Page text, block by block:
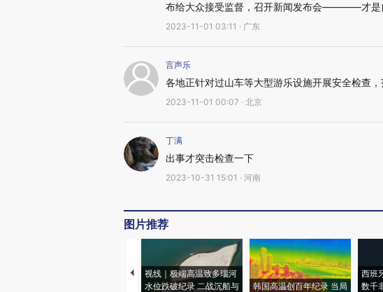
布给大众接受监督，召开新闻发布会————才是
2023-11-01 03:11 · 广东
言声乐
各地正针对过山车等大型游乐设施开展安全检查
2023-11-01 00:07 · 北京
丁满
出事才突击检查一下
2023-10-31 15:01 · 河南
图片推荐
视线｜极端高温致多瑙河
水位跌破纪录 二战沉船与
韩国高温创百年纪录 当局
西班
数千